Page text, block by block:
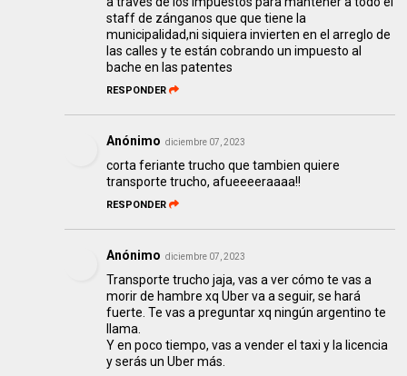
staff de zánganos que que tiene la
municipalidad,ni siquiera invierten en el arreglo de
las calles y te están cobrando un impuesto al
bache en las patentes
RESPONDER
Anónimo diciembre 07, 2023
corta feriante trucho que tambien quiere
transporte trucho, afueeeeraaaa!!
RESPONDER
Anónimo diciembre 07, 2023
Transporte trucho jaja, vas a ver cómo te vas a
morir de hambre xq Uber va a seguir, se hará
fuerte. Te vas a preguntar xq ningún argentino te
llama.
Y en poco tiempo, vas a vender el taxi y la licencia
y serás un Uber más.